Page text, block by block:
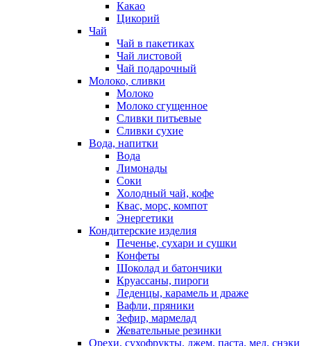
Какао
Цикорий
Чай
Чай в пакетиках
Чай листовой
Чай подарочный
Молоко, сливки
Молоко
Молоко сгущенное
Сливки питьевые
Сливки сухие
Вода, напитки
Вода
Лимонады
Соки
Холодный чай, кофе
Квас, морс, компот
Энергетики
Кондитерские изделия
Печенье, сухари и сушки
Конфеты
Шоколад и батончики
Круассаны, пироги
Леденцы, карамель и драже
Вафли, пряники
Зефир, мармелад
Жевательные резинки
Орехи, сухофрукты, джем, паста, мед, снэки